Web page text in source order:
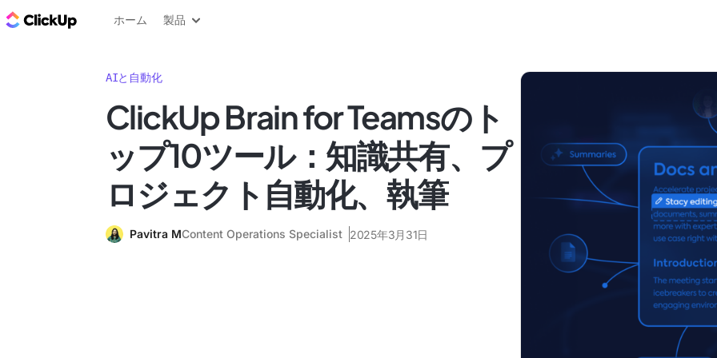
ClickUp ブログ
ホーム 製品
AIと自動化
ClickUp Brain for Teamsのト
ップ10ツール：知識共有、プ
ロジェクト自動化、執筆
Pavitra MContent Operations Specialist 2025年3月31日